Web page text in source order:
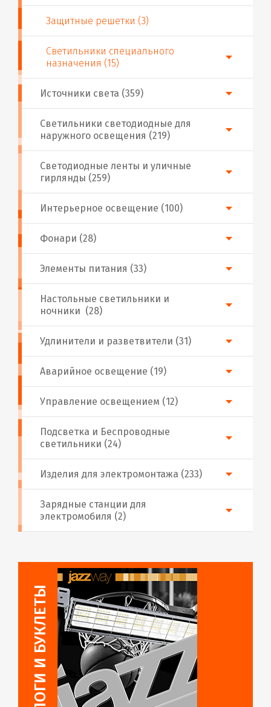
Фонари (28)
Аварийное освещение (19)
Настольные светильники и
ночники (28)
Подсветка и Беспроводные
светильники (24)
Интерьерное освещение (100)
Изделия для электромонтажа (233)
Источники света (359)
Светодиодные ленты и уличные
гирлянды (259)
Защитные решетки (3)
Светильники специального
назначения (15)
Светильники светодиодные для
наружного освещения (219)
Удлинители и разветвители (31)
Управление освещением (12)
Элементы питания (33)
Зарядные станции для
электромобиля (2)